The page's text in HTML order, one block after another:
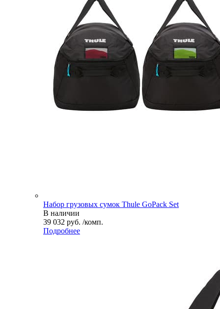
Набор грузовых сумок Thule GoPack Set
В наличии
39 032 руб. /комп.
Подробнее